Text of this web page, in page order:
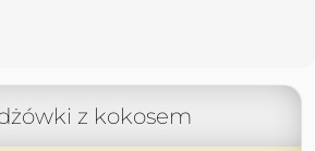
z kokosem